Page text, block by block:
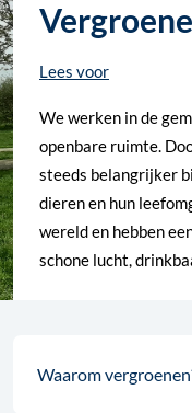
Lees voor
We werken in de
openbare ruimte.
steeds belangrijker
dieren en hun
wereld en hebben
schone lucht,
Waarom